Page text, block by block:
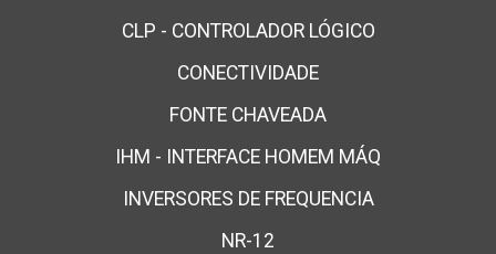
CLP - CONTROLADOR LÓGICO
CONECTIVIDADE
FONTE CHAVEADA
IHM - INTERFACE HOMEM MÁQ
INVERSORES DE FREQUENCIA
NR-12